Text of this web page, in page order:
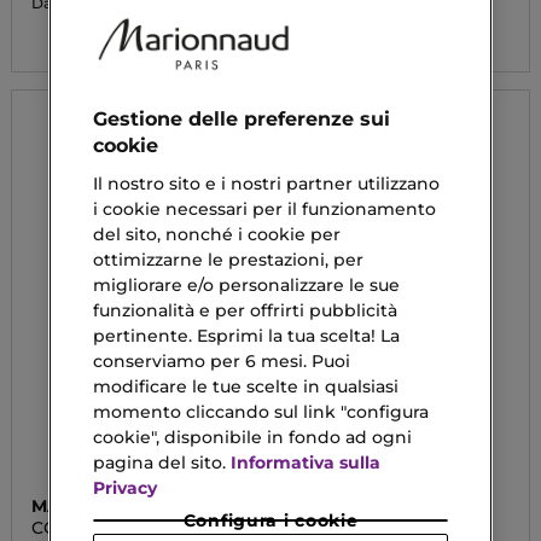
MAYBELLINE
COLOR TATTOO
24H DRAMA LIQUI-
Gestione delle preferenze sui
cookie
Il nostro sito e i nostri partner utilizzano
i cookie necessari per il funzionamento
del sito, nonché i cookie per
ottimizzarne le prestazioni, per
migliorare e/o personalizzare le sue
funzionalità e per offrirti pubblicità
pertinente. Esprimi la tua scelta! La
conserviamo per 6 mesi. Puoi
modificare le tue scelte in qualsiasi
momento cliccando sul link "configura
cookie", disponibile in fondo ad ogni
pagina del sito. Informativa sulla
Privacy
Configura i cookie